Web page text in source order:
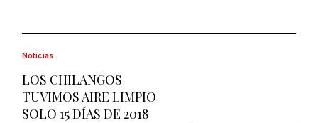
Noticias
LOS CHILANGOS
TUVIMOS AIRE LIMPIO
SOLO 15 DÍAS DE 2018